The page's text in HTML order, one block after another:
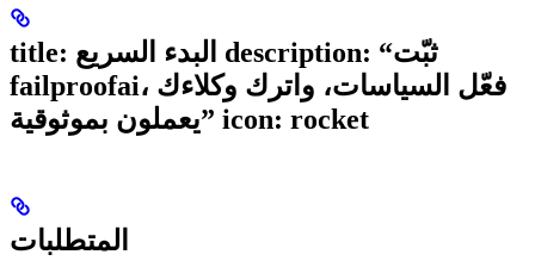
title: البدء السريع description: “ثبّت
failproofai، فعّل السياسات، واترك وكلاءك
يعملون بموثوقية” icon: rocket
المتطلبات